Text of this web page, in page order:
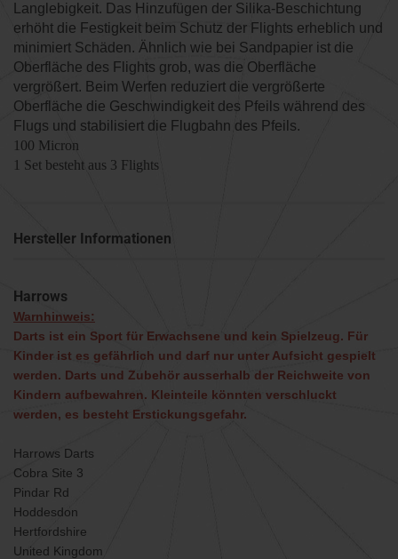
Langlebigkeit. Das Hinzufügen der Silika-Beschichtung
erhöht die Festigkeit beim Schutz der Flights erheblich und
minimiert Schäden. Ähnlich wie bei Sandpapier ist die
Oberfläche des Flights grob, was die Oberfläche
vergrößert. Beim Werfen reduziert die vergrößerte
Oberfläche die Geschwindigkeit des Pfeils während des
Flugs und stabilisiert die Flugbahn des Pfeils.
100 Micron
1 Set besteht aus 3 Flights
Hersteller Informationen
Harrows
Warnhinweis:
Darts ist ein Sport für Erwachsene und kein Spielzeug. Für
Kinder ist es gefährlich und darf nur unter Aufsicht gespielt
werden. Darts und Zubehör ausserhalb der Reichweite von
Kindern aufbewahren. Kleinteile könnten verschluckt
werden, es besteht Erstickungsgefahr.
Harrows Darts
Cobra Site 3
Pindar Rd
Hoddesdon
Hertfordshire
United Kingdom